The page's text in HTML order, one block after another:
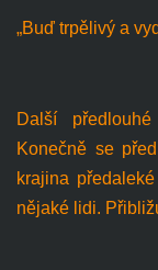
„Buď trpělivý a
Další
Konečně se
krajina
nějaké lidi.